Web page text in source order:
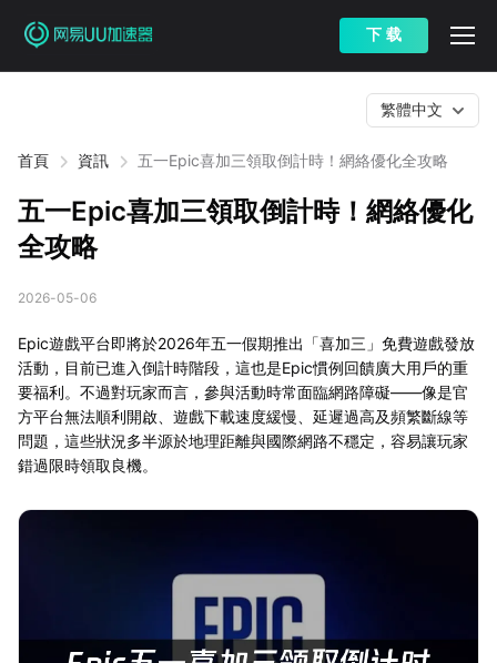
下 载
首頁 資訊 五一Epic喜加三領取倒計時！網絡優化全攻略
繁體中文
五一Epic喜加三領取倒計時！網絡優化
全攻略
2026-05-06
Epic遊戲平台即將於2026年五一假期推出「喜加三」免費遊戲發放
活動，目前已進入倒計時階段，這也是Epic慣例回饋廣大用戶的重
要福利。不過對玩家而言，參與活動時常面臨網路障礙——像是官
方平台無法順利開啟、遊戲下載速度緩慢、延遲過高及頻繁斷線等
問題，這些狀況多半源於地理距離與國際網路不穩定，容易讓玩家
錯過限時領取良機。